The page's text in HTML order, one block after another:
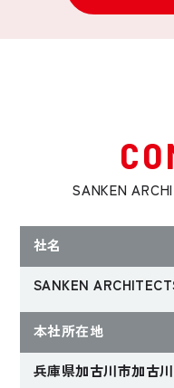
SANKEN
社名
SANKEN
本社所在地
兵庫県加古川市加古